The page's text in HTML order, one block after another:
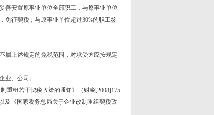
善安置原事业单位全部职工，与原事业单位
免征契税；与原事业单位超过30%的职工签
上述规定的免税范围，对承受方应按规定
、公司。
重组若干契税政策的通知》（财税[2008]175
及《国家税务总局关于企业改制重组契税政